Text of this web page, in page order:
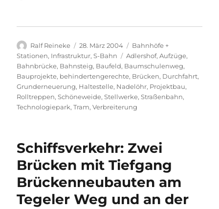
Autor
Ralf Reineke
Veröffentlicht
am
28. März 2004 Kategorien
Bahnhöfe +
Stationen, Infrastruktur,S-Bahn Schlagwörter
Adlershof,Aufzüge,
Bahnbrücke, Bahnsteig, Baufeld, Baumschulenweg,
Bauprojekte, behindertengerechte, Brücken, Durchfahrt,
Grunderneuerung, Haltestelle, Nadelöhr, Projektbau,
Rolltreppen,Schöneweide,Stellwerke,Straßenbahn,
Technologiepark,Tram,Verbreiterung
Schiffsverkehr: Zwei
Brücken mit Tiefgang
Brückenneubauten am
Tegeler Weg und an der